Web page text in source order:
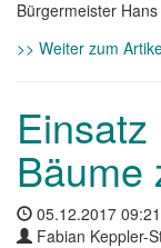
Bürgermeister
>> Weiter zum
Bäume
05.12.2017 09:21
Fabian Keppler-